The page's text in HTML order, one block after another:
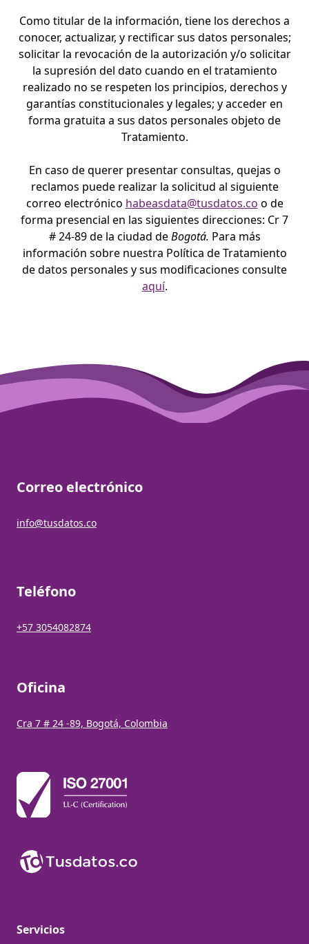
Como titular de la información, tiene los derechos a
conocer, actualizar, y rectificar sus datos personales;
solicitar la revocación de la autorización y/o solicitar
la supresión del dato cuando en el tratamiento
realizado no se respeten los principios, derechos y
garantías constitucionales y legales; y acceder en
forma gratuita a sus datos personales objeto de
Tratamiento.
En caso de querer presentar consultas, quejas o
reclamos puede realizar la solicitud al siguiente
correo electrónico habeasdata@tusdatos.co o de
forma presencial en las siguientes direcciones: Cr 7
# 24-89 de la ciudad deBogotá. Para más
información sobre nuestra Política de Tratamiento
de datos personales y sus modificaciones consulte
aquí.
Correo electrónico
info@tusdatos.co
Teléfono
+57 3054082874
Oficina
Cra 7 # 24 -89, Bogotá, Colombia
Servicios